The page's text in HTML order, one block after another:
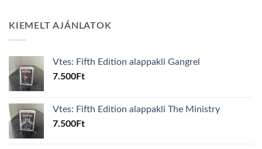
KIEMELT AJÁNLATOK
Vtes: Fifth Edition alappakli Gangrel
7.500Ft
Vtes: Fifth Edition alappakli The Ministry
7.500Ft